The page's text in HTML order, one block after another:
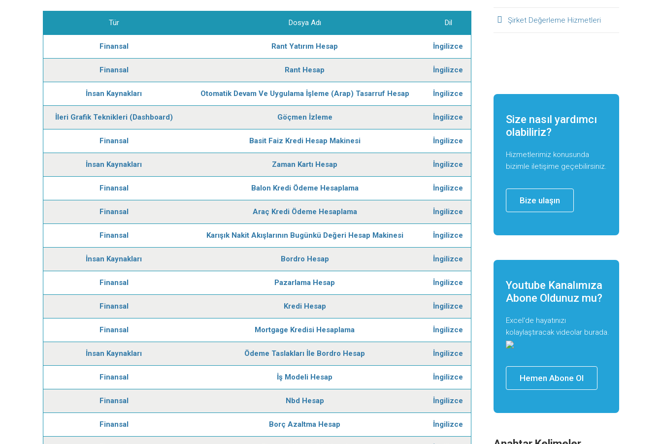
Tür Dosya Adı Dil
Finansal Rant Yatırım Hesap İngilizce
Finansal Rant Hesap İngilizce
İnsan Kaynakları Otomatik Devam Ve Uygulama İşleme (Arap) Tasarruf Hesap İngilizce
İleri Grafik Teknikleri (Dashboard) Göçmen İzleme İngilizce
Finansal Basit Faiz Kredi Hesap Makinesi İngilizce
İnsan Kaynakları Zaman Kartı Hesap İngilizce
Finansal Balon Kredi Ödeme Hesaplama İngilizce
Finansal Araç Kredi Ödeme Hesaplama İngilizce
Finansal Karışık Nakit Akışlarının Bugünkü Değeri Hesap Makinesi İngilizce
İnsan Kaynakları Bordro Hesap İngilizce
Finansal Pazarlama Hesap İngilizce
Finansal Kredi Hesap İngilizce
Finansal Mortgage Kredisi Hesaplama İngilizce
İnsan Kaynakları Ödeme Taslakları İle Bordro Hesap İngilizce
Finansal İş Modeli Hesap İngilizce
Finansal Nbd Hesap İngilizce
Finansal Borç Azaltma Hesap İngilizce
Şirket Değerleme Hizmetleri
Size nasıl yardımcı
olabiliriz?
Hizmetlerimiz konusunda
bizimle iletişime geçebilirsiniz.
Bize ulaşın
Youtube Kanalımıza
Abone Oldunuz mu?
Excel'de hayatınızı
kolaylaştıracak videolar burada.
Hemen Abone Ol